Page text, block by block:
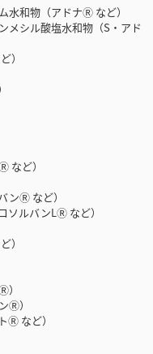
和物（アドナⓇ など）
シル酸塩水和物（S・アド
）
ど）
ンⓇ など）
ルバンLⓇ など）
）
Ⓡ）
Ⓡ など）